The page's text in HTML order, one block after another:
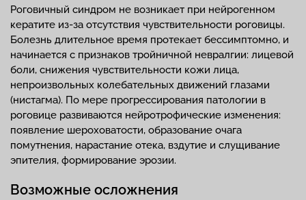
Роговичный синдром не возникает при нейрогенном
кератите из-за отсутствия чувствительности роговицы.
Болезнь длительное время протекает бессимптомно, и
начинается с признаков тройничной невралгии: лицевой
боли, снижения чувствительности кожи лица,
непроизвольных колебательных движений глазами
(нистагма). По мере прогрессирования патологии в
роговице развиваются нейротрофические изменения:
появление шероховатости, образование очага
помутнения, нарастание отека, вздутие и слущивание
эпителия, формирование эрозии.
Возможные осложнения